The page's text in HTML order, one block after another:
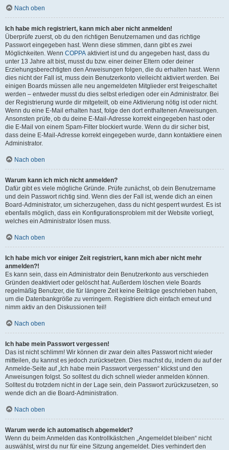
Nach oben
Ich habe mich registriert, kann mich aber nicht anmelden!
Überprüfe zuerst, ob du den richtigen Benutzernamen und das richtige
Passwort eingegeben hast. Wenn diese stimmen, dann gibt es zwei
Möglichkeiten. Wenn COPPA aktiviert ist und du angegeben hast, dass du
unter 13 Jahre alt bist, musst du bzw. einer deiner Eltern oder deiner
Erziehungsberechtigten den Anweisungen folgen, die du erhalten hast. Wenn
dies nicht der Fall ist, muss dein Benutzerkonto vielleicht aktiviert werden. Bei
einigen Boards müssen alle neu angemeldeten Mitglieder erst freigeschaltet
werden – entweder musst du dies selbst erledigen oder ein Administrator. Bei
der Registrierung wurde dir mitgeteilt, ob eine Aktivierung nötig ist oder nicht.
Wenn du eine E-Mail erhalten hast, folge den dort enthaltenen Anweisungen.
Ansonsten prüfe, ob du deine E-Mail-Adresse korrekt eingegeben hast oder
die E-Mail von einem Spam-Filter blockiert wurde. Wenn du dir sicher bist,
dass deine E-Mail-Adresse korrekt eingegeben wurde, dann kontaktiere einen
Administrator.
Nach oben
Warum kann ich mich nicht anmelden?
Dafür gibt es viele mögliche Gründe. Prüfe zunächst, ob dein Benutzername
und dein Passwort richtig sind. Wenn dies der Fall ist, wende dich an einen
Board-Administrator, um sicherzugehen, dass du nicht gesperrt wurdest. Es ist
ebenfalls möglich, dass ein Konfigurationsproblem mit der Website vorliegt,
welches ein Administrator lösen muss.
Nach oben
Ich habe mich vor einiger Zeit registriert, kann mich aber nicht mehr
anmelden?!
Es kann sein, dass ein Administrator dein Benutzerkonto aus verschieden
Gründen deaktiviert oder gelöscht hat. Außerdem löschen viele Boards
regelmäßig Benutzer, die für längere Zeit keine Beiträge geschrieben haben,
um die Datenbankgröße zu verringern. Registriere dich einfach erneut und
nimm aktiv an den Diskussionen teil!
Nach oben
Ich habe mein Passwort vergessen!
Das ist nicht schlimm! Wir können dir zwar dein altes Passwort nicht wieder
mitteilen, du kannst es jedoch zurücksetzen. Dies machst du, indem du auf der
Anmelde-Seite auf „Ich habe mein Passwort vergessen“ klickst und den
Anweisungen folgst. So solltest du dich schnell wieder anmelden können.
Solltest du trotzdem nicht in der Lage sein, dein Passwort zurückzusetzen, so
wende dich an die Board-Administration.
Nach oben
Warum werde ich automatisch abgemeldet?
Wenn du beim Anmelden das Kontrollkästchen „Angemeldet bleiben“ nicht
auswählst, wirst du nur für eine Sitzung angemeldet. Dies verhindert den